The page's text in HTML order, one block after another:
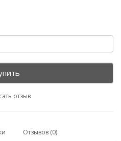
отзыв
Отзывов (0)